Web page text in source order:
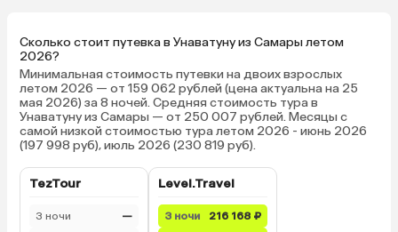
Сколько стоит путевка в Унаватуну из Самары летом
2026?
Минимальная стоимость путевки на двоих взрослых
летом 2026 — от 159 062 рублей (цена актуальна на 25
мая 2026) за 8 ночей. Средняя стоимость тура в
Унаватуну из Самары — от 250 007 рублей. Месяцы с
самой низкой стоимостью тура летом 2026 - июнь 2026
(197 998 руб), июль 2026 (230 819 руб).
TezTour
3 ночи
—
Level.Travel
3 ночи
216 168 ₽